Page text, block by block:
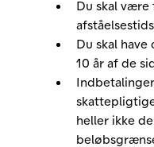
Du skal
Du skal
10 år af de
heller ikke